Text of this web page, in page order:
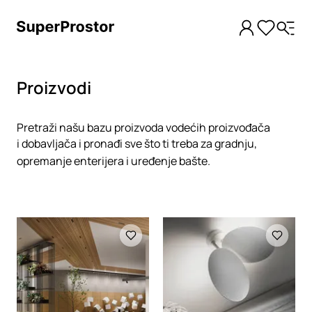
Proizvodi
Pretraži našu bazu proizvoda vodećih proizvođača
i dobavljača i pronađi sve što ti treba za gradnju,
opremanje enterijera i uređenje bašte.
Loading Loading